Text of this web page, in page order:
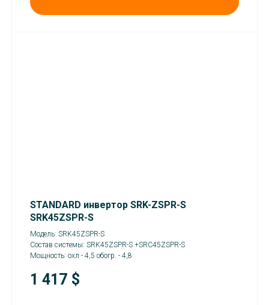
STANDARD инвертор SRK-ZSPR-S
SRK45ZSPR-S
Модель: SRK45ZSPR-S
Состав системы: SRK45ZSPR-S +SRC45ZSPR-S
Мощность: охл - 4,5 обогр. - 4,8
1 417 $